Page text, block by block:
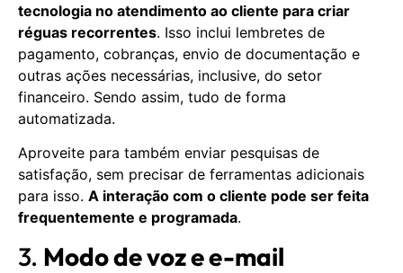
tecnologia no atendimento ao cliente para criar
réguas recorrentes. Isso inclui lembretes de
pagamento, cobranças, envio de documentação e
outras ações necessárias, inclusive, do setor
financeiro. Sendo assim, tudo de forma
automatizada.
Aproveite para também enviar pesquisas de
satisfação, sem precisar de ferramentas adicionais
para isso. A interação com o cliente pode ser feita
frequentemente e programada.
3. Modo de voz e e-mail